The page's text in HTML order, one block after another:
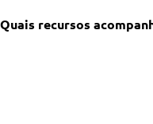
Quais recursos